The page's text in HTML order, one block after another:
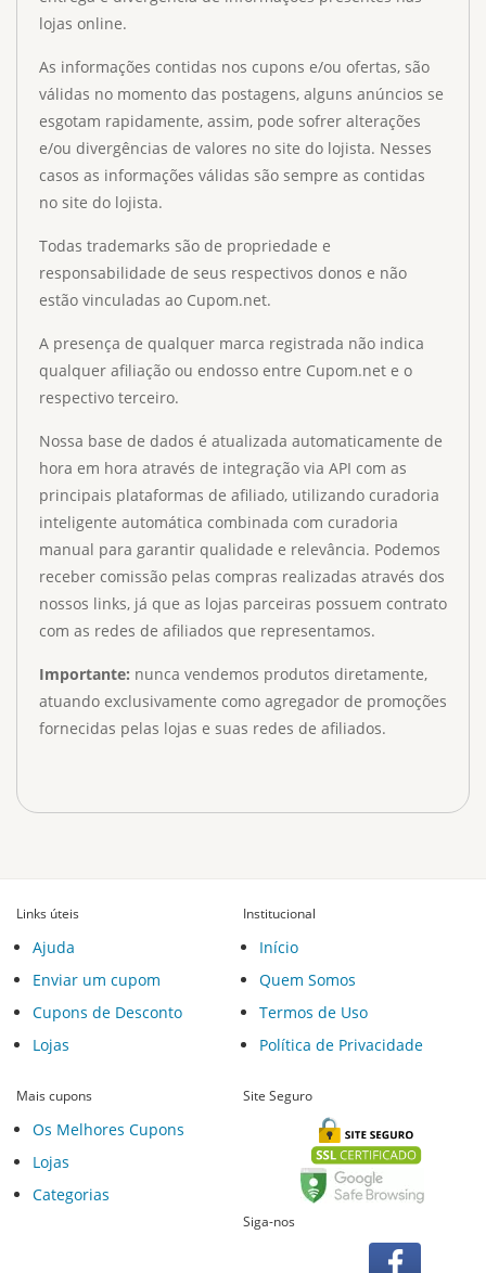
lojas online.
As informações contidas nos cupons e/ou ofertas, são
válidas no momento das postagens, alguns anúncios se
esgotam rapidamente, assim, pode sofrer alterações
e/ou divergências de valores no site do lojista. Nesses
casos as informações válidas são sempre as contidas
no site do lojista.
Todas trademarks são de propriedade e
responsabilidade de seus respectivos donos e não
estão vinculadas ao Cupom.net.
A presença de qualquer marca registrada não indica
qualquer afiliação ou endosso entre Cupom.net e o
respectivo terceiro.
Nossa base de dados é atualizada automaticamente de
hora em hora através de integração via API com as
principais plataformas de afiliado, utilizando curadoria
inteligente automática combinada com curadoria
manual para garantir qualidade e relevância. Podemos
receber comissão pelas compras realizadas através dos
nossos links, já que as lojas parceiras possuem contrato
com as redes de afiliados que representamos.
Importante: nunca vendemos produtos diretamente,
atuando exclusivamente como agregador de promoções
fornecidas pelas lojas e suas redes de afiliados.
Links úteis
Ajuda
Enviar um cupom
Cupons de Desconto
Lojas
Institucional
Início
Quem Somos
Termos de Uso
Política de Privacidade
Mais cupons
Os Melhores Cupons
Lojas
Categorias
Site Seguro
Siga-nos